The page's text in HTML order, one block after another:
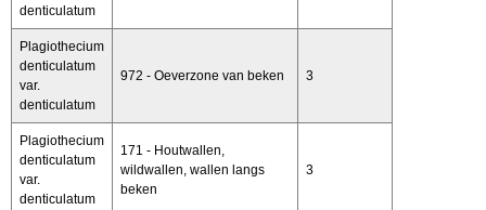
denticulatum
Plagiothecium
denticulatum
var.
denticulatum
972 - Oeverzone van beken 3
Plagiothecium
denticulatum
var.
denticulatum
171 - Houtwallen,
wildwallen, wallen langs
beken
3